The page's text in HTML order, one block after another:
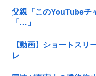
父親「このYouTubeチ
「…」
【動画】ショートスリ
レ